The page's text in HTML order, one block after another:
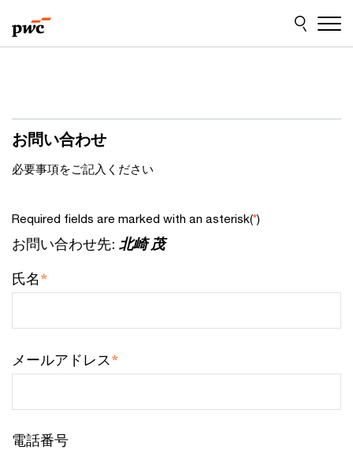
to
content
to
footer
お問い合わせ
必要事項をご記入ください
Required fields are marked with an asterisk(*)
お問い合わせ先: 北崎 茂
氏名*
メールアドレス*
電話番号